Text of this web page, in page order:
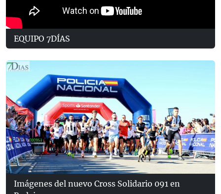
EQUIPO 7DÍAS
Imágenes del nuevo Cross Solidario 091 en